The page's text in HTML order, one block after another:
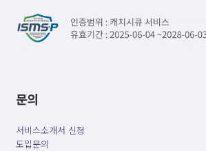
문의
서비스소개서 신청
도입문의